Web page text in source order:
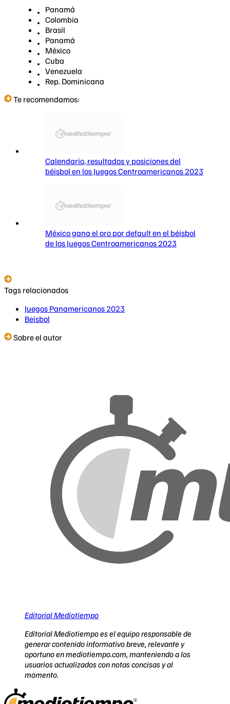
Panamá
Colombia
Brasil
Panamá
México
Cuba
Venezuela
Rep. Dominicana
Te recomendamos:
Calendario, resultados y posiciones del
béisbol en los Juegos Centroamericanos 2023
México gana el oro por default en el béisbol
de los Juegos Centroamericanos 2023
Tags relacionados
Juegos Panamericanos 2023
Beisbol
Sobre el autor
Editorial Mediotiempo
Editorial Mediotiempo es el equipo responsable de
generar contenido informativo breve, relevante y
oportuno en mediotiempo.com, manteniendo a los
usuarios actualizados con notas concisas y al
momento.